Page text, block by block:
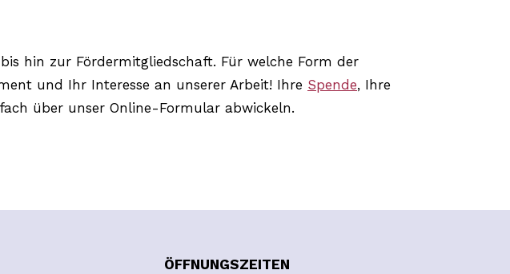
hin zur Fördermitgliedschaft. Für welche Form der
und Ihr Interesse an unserer Arbeit! Ihre Spende, Ihre
über unser Online-Formular abwickeln.
ÖFFNUNGSZEITEN